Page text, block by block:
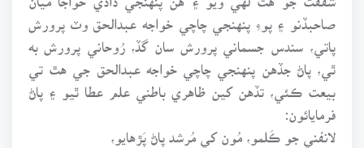
صاحبڏنو ۽ پوءِ پنهنجي چاچي خواجه عبدالحق وٽ پرورش
پاتي، سندس جسماني پرورش سان گڏ، رُوحاني پرورش به
ٿي، پاڻ جڏهن پنهنجي چاچي خواجه عبدالحق جي هٿ تي
بيعت ڪئي، تڏهن کين ظاهري باطني علم عطا ٿيو ۽ پاڻ
فرمايائون:
لانفني جو ڪَلمو، مُون کي مُرشد پاڻ پَڙهايو،